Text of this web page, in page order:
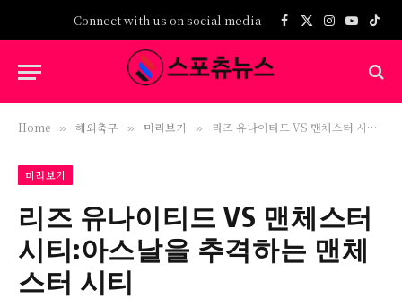
Connect with us on social media Facebook
X
Instagram
Home » 해외축구 » 미리보기 » 리즈 유나이티드 VS 맨체스터 시티:아스날을 추격하는 맨체스터 시티
미리보기
리즈 유나이티드 VS 맨체스터
시티:아스날을 추격하는 맨체
스터 시티